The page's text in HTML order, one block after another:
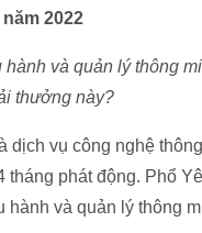
2022
và quản lý thông
thưởng này?
dịch vụ công nghệ
phát động. Phổ
và quản lý thông